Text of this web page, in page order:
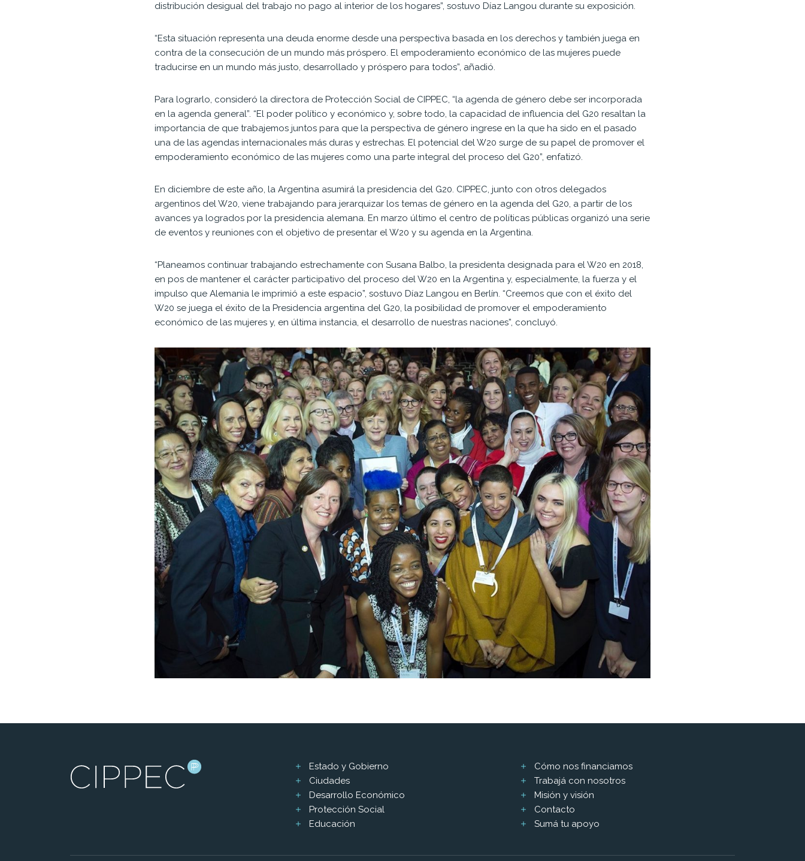
distribución desigual del trabajo no pago al interior de los hogares”, sostuvo Díaz Langou durante su exposición.
“Esta situación representa una deuda enorme desde una perspectiva basada en los derechos y también juega en
contra de la consecución de un mundo más próspero. El empoderamiento económico de las mujeres puede
traducirse en un mundo más justo, desarrollado y próspero para todos”, añadió.
Para lograrlo, consideró la directora de Protección Social de CIPPEC, “la agenda de género debe ser incorporada
en la agenda general”. “El poder político y económico y, sobre todo, la capacidad de influencia del G20 resaltan la
importancia de que trabajemos juntos para que la perspectiva de género ingrese en la que ha sido en el pasado
una de las agendas internacionales más duras y estrechas. El potencial del W20 surge de su papel de promover el
empoderamiento económico de las mujeres como una parte integral del proceso del G20”, enfatizó.
En diciembre de este año, la Argentina asumirá la presidencia del G20. CIPPEC, junto con otros delegados
argentinos del W20, viene trabajando para jerarquizar los temas de género en la agenda del G20, a partir de los
avances ya logrados por la presidencia alemana. En marzo último el centro de políticas públicas organizó una serie
de eventos y reuniones con el objetivo de presentar el W20 y su agenda en la Argentina.
“Planeamos continuar trabajando estrechamente con Susana Balbo, la presidenta designada para el W20 en 2018,
en pos de mantener el carácter participativo del proceso del W20 en la Argentina y, especialmente, la fuerza y el
impulso que Alemania le imprimió a este espacio”, sostuvo Díaz Langou en Berlín. “Creemos que con el éxito del
W20 se juega el éxito de la Presidencia argentina del G20, la posibilidad de promover el empoderamiento
económico de las mujeres y, en última instancia, el desarrollo de nuestras naciones”, concluyó.
Estado y Gobierno
Ciudades
Desarrollo Económico
Protección Social
Educación
Cómo nos financiamos
Trabajá con nosotros
Misión y visión
Contacto
Sumá tu apoyo